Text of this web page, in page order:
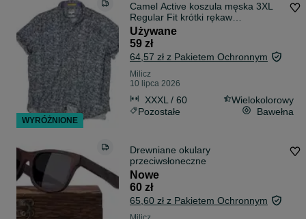
Camel Active koszula męska 3XL
Regular Fit krótki rękaw
monochromatyczny print liści wzór
roślinny koszula casual, letnia,
100% bawełna modne XXXL
Używane
59 zł
64,57 zł z Pakietem Ochronnym
Milicz
10 lipca 2026
XXXL / 60
Wielokolorowy
Pozostałe
Bawełna
Drewniane okulary
przeciwsłoneczne
Nowe
60 zł
65,60 zł z Pakietem Ochronnym
WYRÓŻNIONE